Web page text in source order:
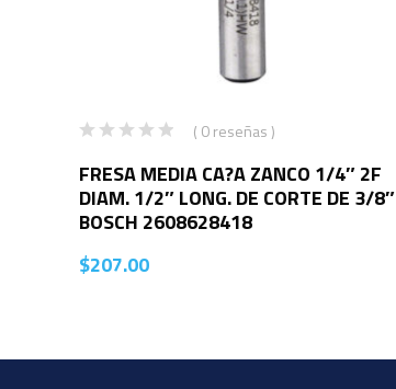
( 0 reseñas )
FRESA MEDIA CA?A ZANCO 1/4″ 2F
DIAM. 1/2″ LONG. DE CORTE DE 3/8″
BOSCH 2608628418
$207.00